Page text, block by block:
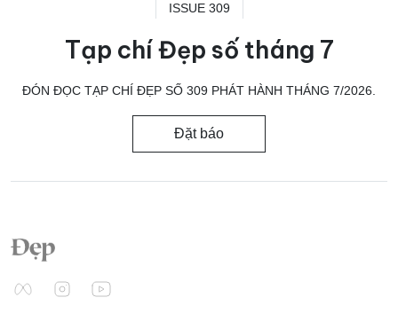
ISSUE 309
Tạp chí Đẹp số tháng 7
ĐÓN ĐỌC TẠP CHÍ ĐẸP SỐ 309 PHÁT HÀNH THÁNG 7/2026.
Đặt báo